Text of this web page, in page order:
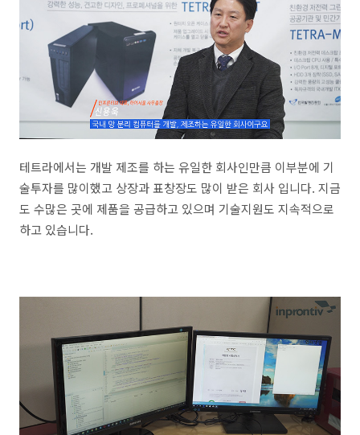
테트라에서는 개발 제조를 하는 유일한 회사인만큼 이부분에 기
술투자를 많이했고 상장과 표창장도 많이 받은 회사 입니다. 지금
도 수많은 곳에 제품을 공급하고 있으며 기술지원도 지속적으로
하고 있습니다.